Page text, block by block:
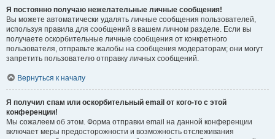
Я постоянно получаю нежелательные личные сообщения!
Вы можете автоматически удалять личные сообщения пользователей,
используя правила для сообщений в вашем личном разделе. Если вы
получаете оскорбительные личные сообщения от конкретного
пользователя, отправьте жалобы на сообщения модераторам; они могут
запретить пользователю отправку личных сообщений.
Вернуться к началу
Я получил спам или оскорбительный email от кого-то с этой
конференции!
Мы сожалеем об этом. Форма отправки email на данной конференции
включает меры предосторожности и возможность отслеживания